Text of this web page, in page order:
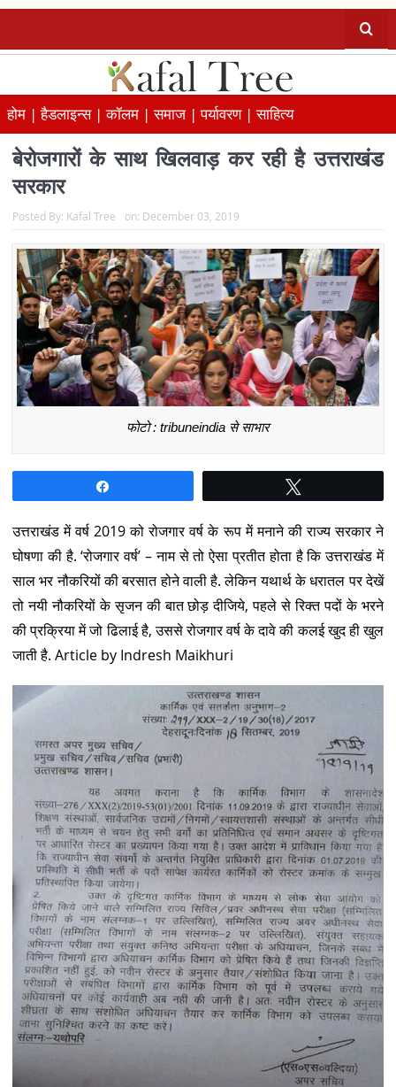
होम |हैडलाइन्स |कॉलम |समाज |पर्यावरण |साहित्य
बेरोजगारों के साथ खिलवाड़ कर रही है उत्तराखंड
सरकार
Posted By: Kafal Tree on: December 03, 2019
फोटो : tribuneindia से साभार
उत्तराखंड में वर्ष 2019 को रोजगार वर्ष के रूप में मनाने की राज्य सरकार ने
घोषणा की है. ‘रोजगार वर्ष’ – नाम से तो ऐसा प्रतीत होता है कि उत्तराखंड में
साल भर नौकरियों की बरसात होने वाली है. लेकिन यथार्थ के धरातल पर देखें
तो नयी नौकरियों के सृजन की बात छोड़ दीजिये, पहले से रिक्त पदों के भरने
की प्रक्रिया में जो ढिलाई है, उससे रोजगार वर्ष के दावे की कलई खुद ही खुल
जाती है. Article by Indresh Maikhuri